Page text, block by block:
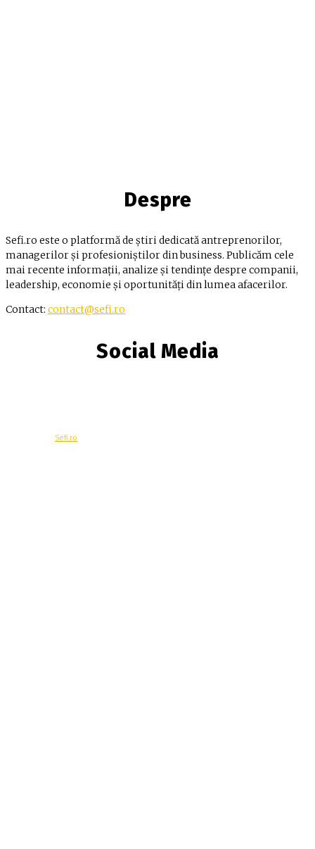
Despre
Sefi.ro este o platformă de știri dedicată antreprenorilor,
managerilor și profesioniștilor din business. Publicăm cele
mai recente informații, analize și tendințe despre companii,
leadership, economie și oportunități din lumea afacerilor.
Contact: contact@sefi.ro
Social Media
Sefi.ro